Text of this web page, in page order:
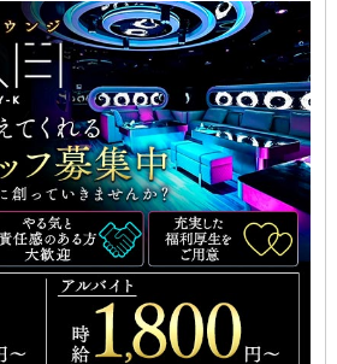
ート ▼
￣￣￣￣
い方の
ます！
んで
みませんか？
ご相談ください。
・••┈┈••●
￣￣￣￣￣
ださい。
す！
る環境です！
ではなく
働けるのも魅力。
大切にしながら
叶えましょう◎
で在籍中。
しているイメージ」
っている女性の方も
ください！
ありません。
ような
す◎